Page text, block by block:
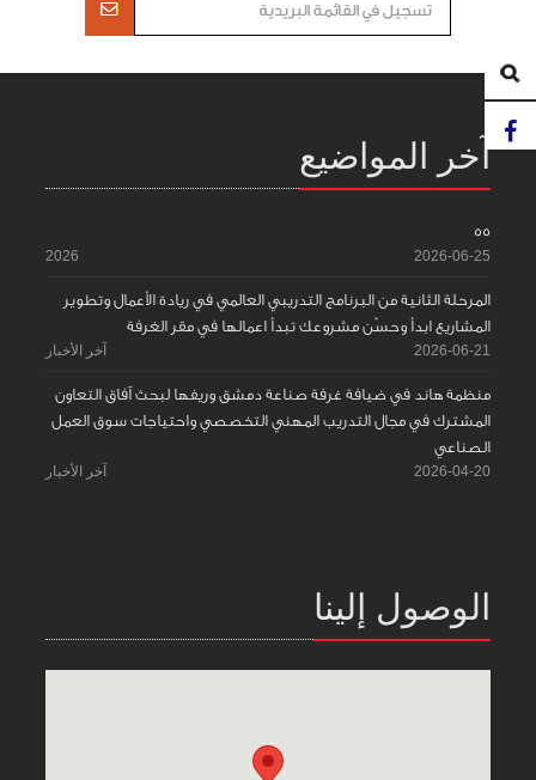
آخر المواضيع
55
2026-06-25
2026
المرحلة الثانية من البرنامج التدريبي العالمي في ريادة الأعمال وتطوير
المشاريع ابدأ وحسّن مشروعك تبدأ اعمالها في مقر الغرفة
2026-06-21 آخر الأخبار
منظمة هاند في ضيافة غرفة صناعة دمشق وريفها لبحث آفاق التعاون
المشترك في مجال التدريب المهني التخصصي واحتياجات سوق العمل
الصناعي
2026-04-20 آخر الأخبار
الوصول إلينا